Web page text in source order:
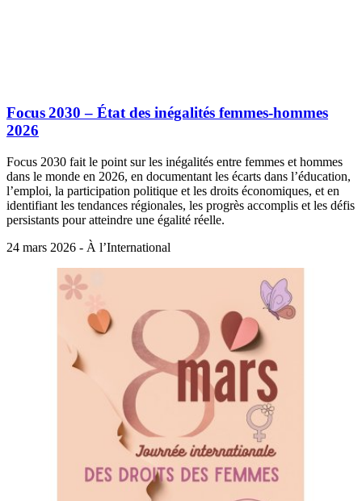
Focus 2030 – État des inégalités femmes‑hommes
2026
Focus 2030 fait le point sur les inégalités entre femmes et hommes
dans le monde en 2026, en documentant les écarts dans l’éducation,
l’emploi, la participation politique et les droits économiques, et en
identifiant les tendances régionales, les progrès accomplis et les défis
persistants pour atteindre une égalité réelle.
24 mars 2026 - À l’International